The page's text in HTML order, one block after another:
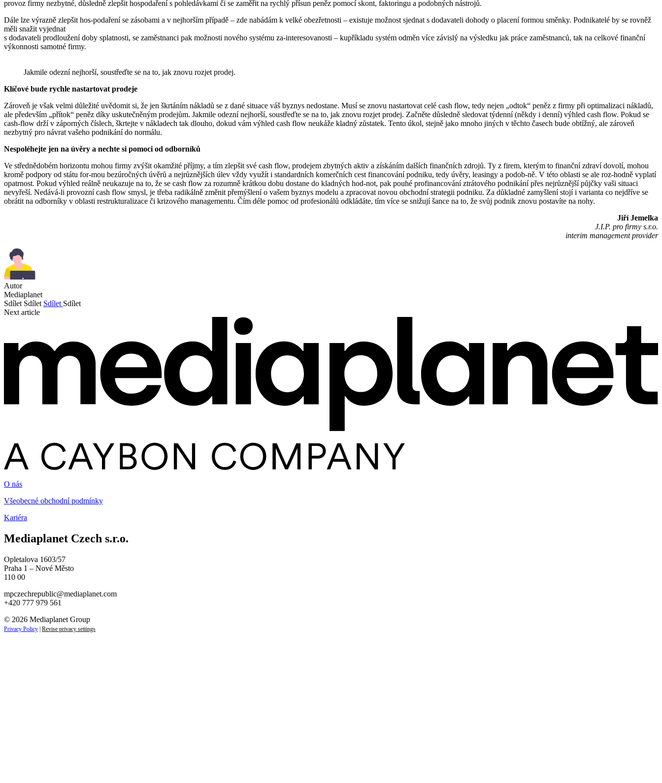
provoz firmy nezbytné, důsledně zlepšit hospodaření s pohledávkami či se zaměřit na rychlý přísun peněz pomocí skont, faktoringu a podobných nástrojů.
Dále lze výrazně zlepšit hos-podaření se zásobami a v nejhorším případě – zde nabádám k velké obezřetnosti – existuje možnost sjednat s dodavateli dohody o placení formou směnky. Podnikatelé by se rovněž
měli snažit vyjednat
s dodavateli prodloužení doby splatnosti, se zaměstnanci pak možnosti nového systému za-interesovanosti – kupříkladu systém odměn více závislý na výsledku jak práce zaměstnanců, tak na celkové finanční
výkonnosti samotné firmy.
Jakmile odezní nejhorší, soustřeďte se na to, jak znovu rozjet prodej.
Klíčové bude rychle nastartovat prodeje
Zároveň je však velmi důležité uvědomit si, že jen škrtáním nákladů se z dané situace váš byznys nedostane. Musí se znovu nastartovat celé cash flow, tedy nejen „odtok“ peněz z firmy při optimalizaci nákladů,
ale především „přítok“ peněz díky uskutečněným prodejům. Jakmile odezní nejhorší, soustřeďte se na to, jak znovu rozjet prodej. Začněte důsledně sledovat týdenní (někdy i denní) výhled cash flow. Pokud se
cash-flow drží v záporných číslech, škrtejte v nákladech tak dlouho, dokud vám výhled cash flow neukáže kladný zůstatek. Tento úkol, stejně jako mnoho jiných v těchto časech bude obtížný, ale zároveň
nezbytný pro návrat vašeho podnikání do normálu.
Nespoléhejte jen na úvěry a nechte si pomoci od odborníků
Ve střednědobém horizontu mohou firmy zvýšit okamžité příjmy, a tím zlepšit své cash flow, prodejem zbytných aktiv a získáním dalších finančních zdrojů. Ty z firem, kterým to finanční zdraví dovolí, mohou
kromě podpory od státu for-mou bezúročných úvěrů a nejrůznějších úlev vždy využít i standardních komerčních cest financování podniku, tedy úvěry, leasingy a podob-ně. V této oblasti se ale roz-hodně vyplatí
opatrnost. Pokud výhled reálně neukazuje na to, že se cash flow za rozumně krátkou dobu dostane do kladných hod-not, pak pouhé profinancování ztrátového podnikání přes nejrůznější půjčky vaši situaci
nevyřeší. Nedává-li provozní cash flow smysl, je třeba radikálně změnit přemýšlení o vašem byznys modelu a zpracovat novou obchodní strategii podniku. Za důkladné zamyšlení stojí i varianta co nejdříve se
obrátit na odborníky v oblasti restrukturalizace či krizového managementu. Čím déle pomoc od profesionálů odkládáte, tím více se snižují šance na to, že svůj podnik znovu postavíte na nohy.
Jiří Jemelka
J.I.P. pro firmy s.r.o.
interim management provider
Autor
Mediaplanet
Sdílet Sdílet Sdílet Sdílet
Next article
O nás
Všeobecné obchodní podmínky
Kariéra
Mediaplanet Czech s.r.o.
Opletalova 1603/57
Praha 1 – Nové Město
110 00
mpczechrepublic@mediaplanet.com
+420 777 979 561
© 2026 Mediaplanet Group
Privacy Policy Revise privacy settings